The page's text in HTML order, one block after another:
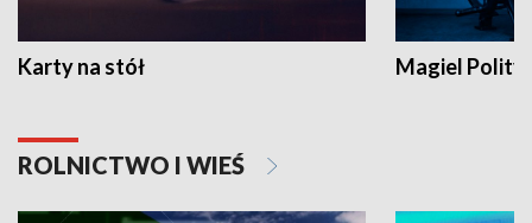
Karty na stół Magiel
ROLNICTWO I WIEŚ